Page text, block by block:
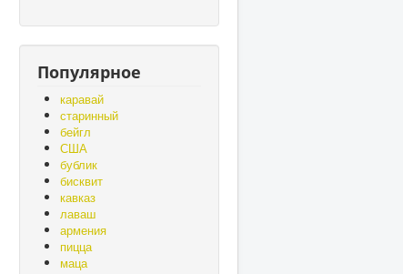
а
батюшка»,
золота
проживёшь,
без
хлеба
нет».
Популярное
каравай
старинный
бейгл
США
бублик
бисквит
кавказ
лаваш
армения
пицца
маца